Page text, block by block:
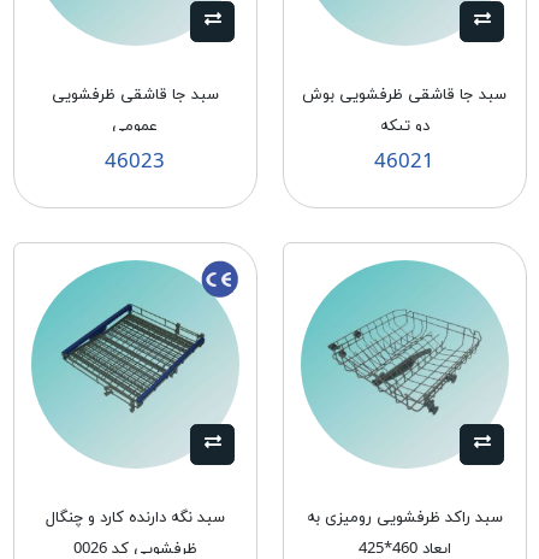
سبد جا قاشقی ظرفشویی بوش
دو تیکه
46021
سبد جا قاشقی ظرفشویی
عمومی
46023
سبد راکد ظرفشویی رومیزی به
ابعاد 460*425
سبد نگه دارنده كارد و چنگال
ظرفشويی كد 0026